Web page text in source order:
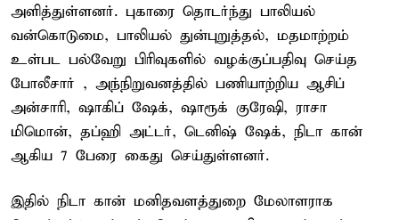
அளித்துள்ளனர். புகாரை தொடர்ந்து பாலியல்
வன்கொடுமை, பாலியல் துன்புறுத்தல், மதமாற்றம்
உள்பட பல்வேறு பிரிவுகளில் வழக்குப்பதிவு செய்த
போலீசார் , அந்நிறுவனத்தில் பணியாற்றிய ஆசிப்
அன்சாரி, ஷாகிப் ஷேக், ஷாரூக் குரேஷி, ராசா
மிமொன், தப்ஹி அட்டர், டெனிஷ் ஷேக், நிடா கான்
ஆகிய 7 பேரை கைது செய்துள்ளனர்.
இதில் நிடா கான் மனிதவளத்துறை மேலாளராக